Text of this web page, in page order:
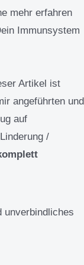
mehr erfahren
Immunsystem
Artikel ist
angeführten und
auf
/
unverbindliches